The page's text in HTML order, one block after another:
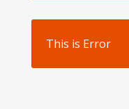
This is Error